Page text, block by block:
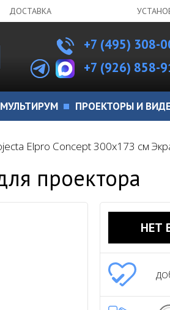
ДОСТАВКА
+7 (495) 308-
+7 (926) 858-
МУЛЬТИРУМ ПРОЕКТОРЫ И
Elpro Concept 300х173 см
проектора
НЕТ